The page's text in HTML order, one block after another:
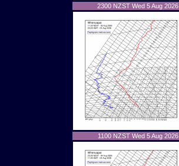
2300 NZST Wed 5 Aug 2026
1100 NZST Wed 5 Aug 2026